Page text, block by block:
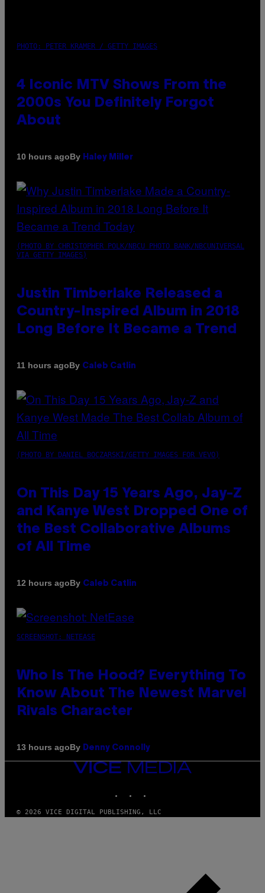
PHOTO: PETER KRAMER / GETTY IMAGES
4 Iconic MTV Shows From the
2000s You Definitely Forgot
About
10 hours agoBy Haley Miller
(PHOTO BY CHRISTOPHER POLK/NBCU PHOTO BANK/NBCUNIVERSAL
VIA GETTY IMAGES)
Justin Timberlake Released a
Country-Inspired Album in 2018
Long Before It Became a Trend
11 hours agoBy Caleb Catlin
(PHOTO BY DANIEL BOCZARSKI/GETTY IMAGES FOR VEVO)
On This Day 15 Years Ago, Jay-Z
and Kanye West Dropped One of
the Best Collaborative Albums
of All Time
12 hours agoBy Caleb Catlin
SCREENSHOT: NETEASE
Who Is The Hood? Everything To
Know About The Newest Marvel
Rivals Character
13 hours agoBy Denny Connolly
VICE
MEDIA
© 2026 VICE DIGITAL PUBLISHING, LLC